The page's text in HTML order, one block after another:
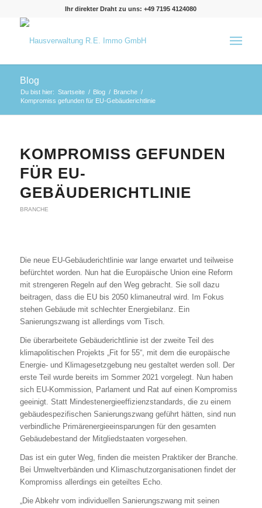
Ihr direkter Draht zu uns: +49 7195 4124080
Blog
Du bist hier: Startseite / Blog / Branche /
Kompromiss gefunden für EU-Gebäuderichtlinie
KOMPROMISS GEFUNDEN
FÜR EU-
GEBÄUDERICHTLINIE
BRANCHE
Die neue EU-Gebäuderichtlinie war lange erwartet und teilweise
befürchtet worden. Nun hat die Europäische Union eine Reform
mit strengeren Regeln auf den Weg gebracht. Sie soll dazu
beitragen, dass die EU bis 2050 klimaneutral wird. Im Fokus
stehen Gebäude mit schlechter Energiebilanz. Ein
Sanierungszwang ist allerdings vom Tisch.
Die überarbeitete Gebäuderichtlinie ist der zweite Teil des
klimapolitischen Projekts „Fit for 55“, mit dem die europäische
Energie- und Klimagesetzgebung neu gestaltet werden soll. Der
erste Teil wurde bereits im Sommer 2021 vorgelegt. Nun haben
sich EU-Kommission, Parlament und Rat auf einen Kompromiss
geeinigt. Statt Mindestenergieeffizienzstandards, die zu einem
gebäudespezifischen Sanierungszwang geführt hätten, sind nun
verbindliche Primärenergieeinsparungen für den gesamten
Gebäudebestand der Mitgliedstaaten vorgesehen.
Das ist ein guter Weg, finden die meisten Praktiker der Branche.
Bei Umweltverbänden und Klimaschutzorganisationen findet der
Kompromiss allerdings ein geteiltes Echo.
„Die Abkehr vom individuellen Sanierungszwang mit seinen